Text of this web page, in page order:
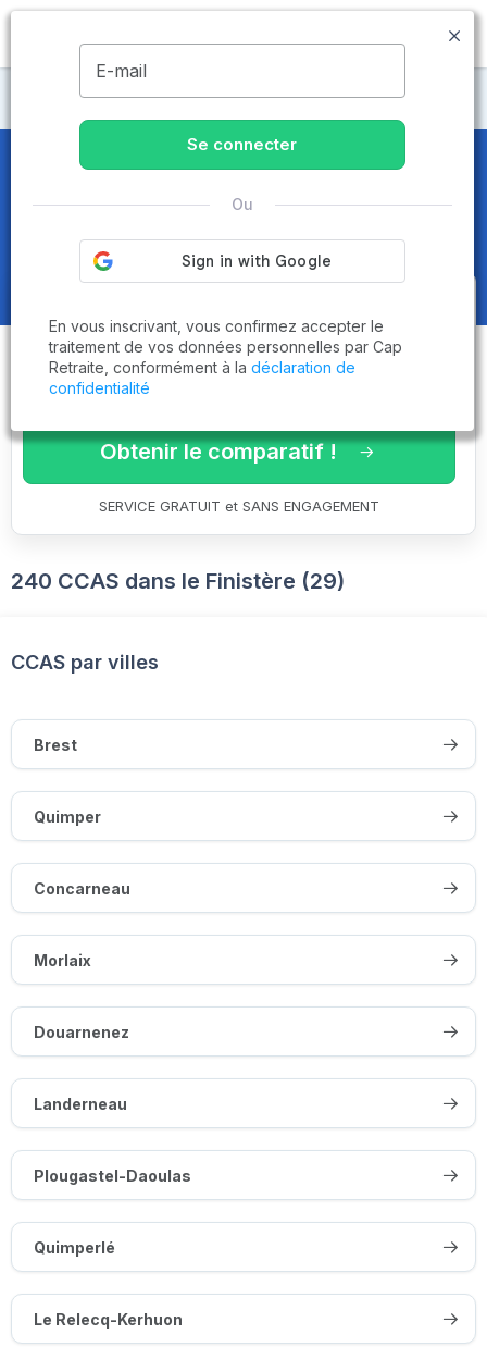
MENU
CCAS
CCASdans le Finistère (29)
Obtenez le
comparatif des
établissementsadaptés à vos
critères en 3 minutes !
Obtenir le comparatif !
SERVICE GRATUIT et SANS ENGAGEMENT
240 CCAS dans le Finistère (29)
CCAS par villes
Brest
Quimper
Concarneau
Morlaix
Douarnenez
Landerneau
Plougastel-Daoulas
Quimperlé
Le Relecq-Kerhuon
E-mail
Se connecter
Ou
En vous inscrivant, vous confirmez accepter le
traitement de vos données personnelles par Cap
Retraite, conformément à la déclaration de
confidentialité